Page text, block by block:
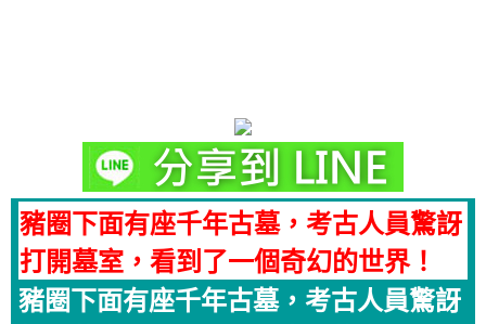
豬圈下面有座千年古墓，考古人員驚訝
打開墓室，看到了一個奇幻的世界！
豬圈下面有座千年古墓，考古人員驚訝